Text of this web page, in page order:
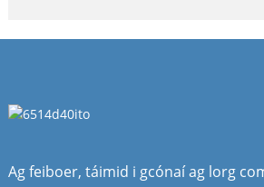
Ag feiboer, táimid i gcónaí ag lorg